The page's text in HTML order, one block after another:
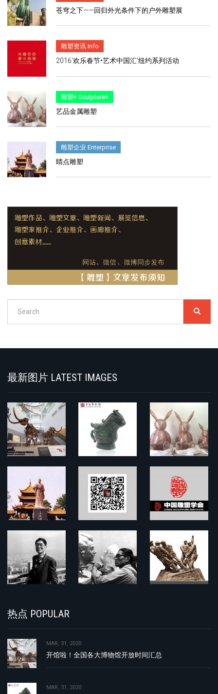
苍穹之下——回归外光条件下的户外雕塑展
雕塑资讯 Info
2016‘欢乐春节•艺术中国汇’纽约系列活动
雕塑+ Sculpture+
艺品金属雕塑
雕塑企业 Enterprise
睛点雕塑
最新图片 LATEST IMAGES
热点 POPULAR
MAR, 31, 2020
开馆啦！全国各大博物馆开放时间汇总
MAR, 31, 2020